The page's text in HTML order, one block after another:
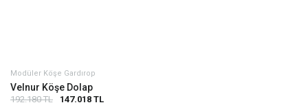
Modüler Köşe Gardırop
Velnur Köşe Dolap
192.180 TL 147.018 TL